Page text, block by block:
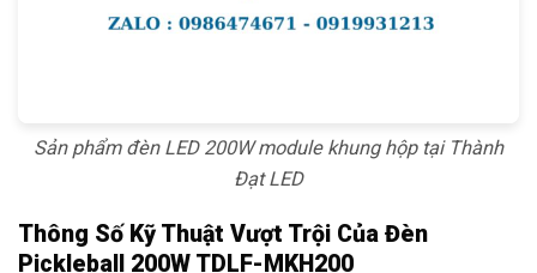
Sản phẩm đèn LED 200W module khung hộp tại Thành
Đạt LED
Thông Số Kỹ Thuật Vượt Trội Của Đèn
Pickleball 200W TDLF-MKH200